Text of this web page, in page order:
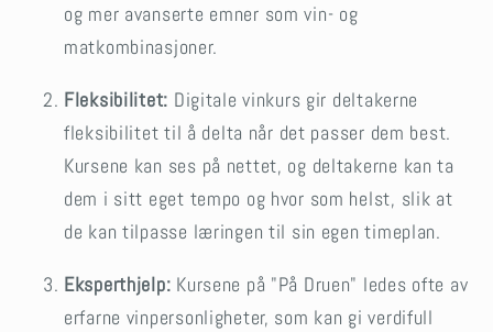
og mer avanserte emner som vin- og
matkombinasjoner.
Fleksibilitet: Digitale vinkurs gir deltakerne
fleksibilitet til å delta når det passer dem best.
Kursene kan ses på nettet, og deltakerne kan ta
dem i sitt eget tempo og hvor som helst, slik at
de kan tilpasse læringen til sin egen timeplan.
Eksperthjelp: Kursene på "På Druen" ledes ofte av
erfarne vinpersonligheter, som kan gi verdifull